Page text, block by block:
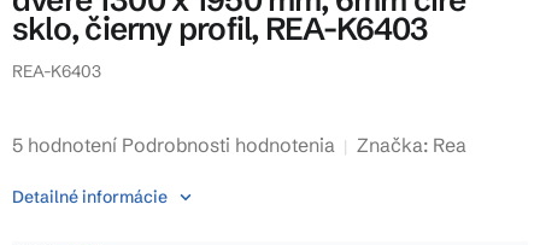
sklo, čierny profil, REA-K6403
REA-K6403
Priemerné
produktu
5 hodnotení Podrobnosti hodnotenia Značka: Rea
Detailné informácie